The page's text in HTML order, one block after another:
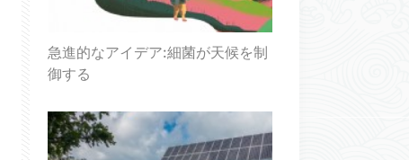
急進的なアイデア:細菌が天候を制
御する